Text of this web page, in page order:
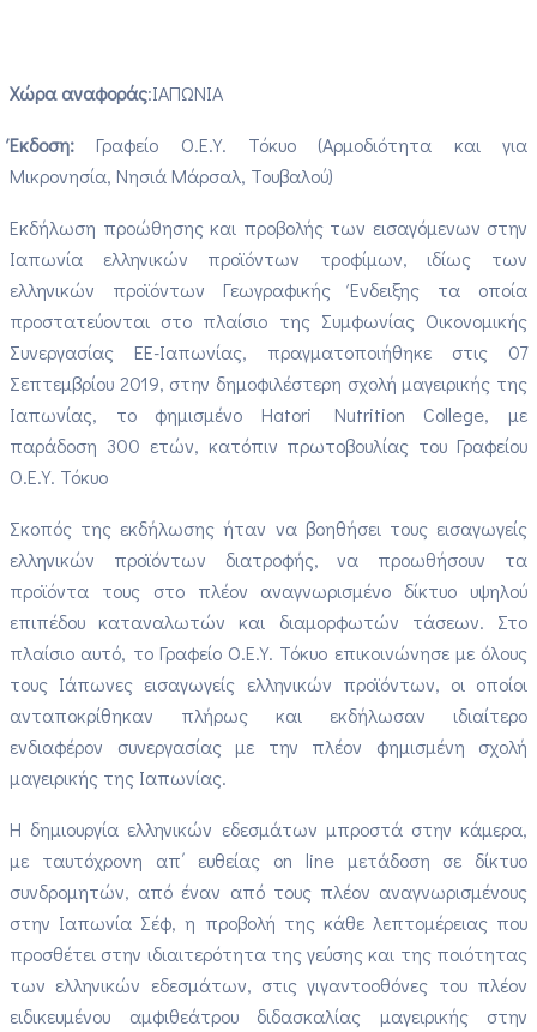
Χώρα αναφοράς:ΙΑΠΩΝΙΑ
Έκδοση: Γραφείο Ο.Ε.Υ. Τόκυο (Αρμοδιότητα και για
Μικρονησία, Νησιά Μάρσαλ, Τουβαλού)
Εκδήλωση προώθησης και προβολής των εισαγόμενων στην
Ιαπωνία ελληνικών προϊόντων τροφίμων, ιδίως των
ελληνικών προϊόντων Γεωγραφικής Ένδειξης τα οποία
προστατεύονται στο πλαίσιο της Συμφωνίας Οικονομικής
Συνεργασίας ΕΕ-Ιαπωνίας, πραγματοποιήθηκε στις 07
Σεπτεμβρίου 2019, στην δημοφιλέστερη σχολή μαγειρικής της
Ιαπωνίας, το φημισμένο Hatori Nutrition College, με
παράδοση 300 ετών, κατόπιν πρωτοβουλίας του Γραφείου
Ο.Ε.Υ. Τόκυο
Σκοπός της εκδήλωσης ήταν να βοηθήσει τους εισαγωγείς
ελληνικών προϊόντων διατροφής, να προωθήσουν τα
προϊόντα τους στο πλέον αναγνωρισμένο δίκτυο υψηλού
επιπέδου καταναλωτών και διαμορφωτών τάσεων. Στο
πλαίσιο αυτό, το Γραφείο Ο.Ε.Υ. Τόκυο επικοινώνησε με όλους
τους Ιάπωνες εισαγωγείς ελληνικών προϊόντων, οι οποίοι
ανταποκρίθηκαν πλήρως και εκδήλωσαν ιδιαίτερο
ενδιαφέρον συνεργασίας με την πλέον φημισμένη σχολή
μαγειρικής της Ιαπωνίας.
Η δημιουργία ελληνικών εδεσμάτων μπροστά στην κάμερα,
με ταυτόχρονη απ΄ ευθείας on line μετάδοση σε δίκτυο
συνδρομητών, από έναν από τους πλέον αναγνωρισμένους
στην Ιαπωνία Σέφ, η προβολή της κάθε λεπτομέρειας που
προσθέτει στην ιδιαιτερότητα της γεύσης και της ποιότητας
των ελληνικών εδεσμάτων, στις γιγαντοοθόνες του πλέον
ειδικευμένου αμφιθεάτρου διδασκαλίας μαγειρικής στην